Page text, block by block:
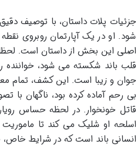
جزئیات پلات داستان، با توصیف
شود. او در یک آپارتمان روبروی
اصلی این بخش از داستان است.
قلب باند شکسته می شود، خواننده
جوان و زیبا است. این کشف، تمام
بی رحم آماده کرده بود، ناگهان
قاتل خونخوار. در لحظه حساس
اسلحه او شلیک می کند تا ماموریت
انسانی باند است که در شرایط